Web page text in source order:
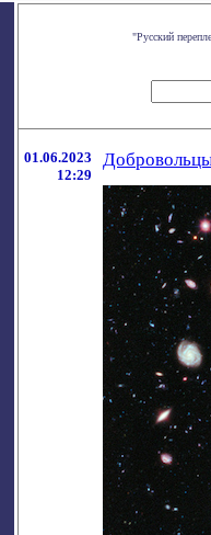
"Русский
01.06.2023
12:29
Добровольцы